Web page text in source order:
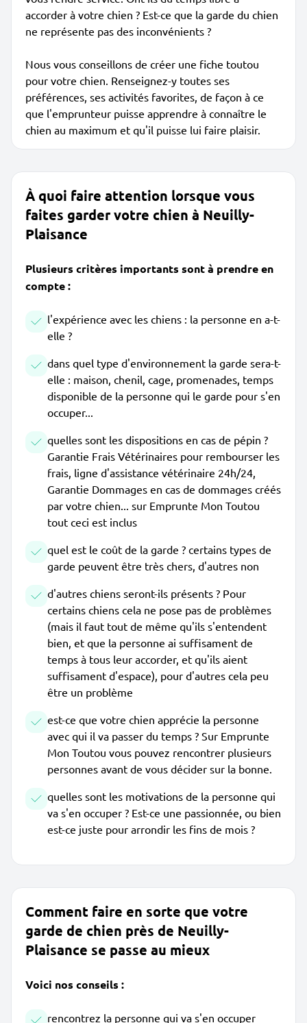
accorder à votre chien ? Est-ce que la garde du chien
ne représente pas des inconvénients ?
Nous vous conseillons de créer une fiche toutou
pour votre chien. Renseignez-y toutes ses
préférences, ses activités favorites, de façon à ce
que l'emprunteur puisse apprendre à connaître le
chien au maximum et qu'il puisse lui faire plaisir.
À quoi faire attention lorsque vous
faites garder votre chien à Neuilly-
Plaisance
Plusieurs critères importants sont à prendre en
compte :
l'expérience avec les chiens : la personne en a-t-
elle ?
dans quel type d'environnement la garde sera-t-
elle : maison, chenil, cage, promenades, temps
disponible de la personne qui le garde pour s'en
occuper...
quelles sont les dispositions en cas de pépin ?
Garantie Frais Vétérinaires pour rembourser les
frais, ligne d'assistance vétérinaire 24h/24,
Garantie Dommages en cas de dommages créés
par votre chien... sur Emprunte Mon Toutou
tout ceci est inclus
quel est le coût de la garde ? certains types de
garde peuvent être très chers, d'autres non
d'autres chiens seront-ils présents ? Pour
certains chiens cela ne pose pas de problèmes
(mais il faut tout de même qu'ils s'entendent
bien, et que la personne ai suffisament de
temps à tous leur accorder, et qu'ils aient
suffisament d'espace), pour d'autres cela peu
être un problème
est-ce que votre chien apprécie la personne
avec qui il va passer du temps ? Sur Emprunte
Mon Toutou vous pouvez rencontrer plusieurs
personnes avant de vous décider sur la bonne.
quelles sont les motivations de la personne qui
va s'en occuper ? Est-ce une passionnée, ou bien
est-ce juste pour arrondir les fins de mois ?
Comment faire en sorte que votre
garde de chien près de Neuilly-
Plaisance se passe au mieux
Voici nos conseils :
rencontrez la personne qui va s'en occuper